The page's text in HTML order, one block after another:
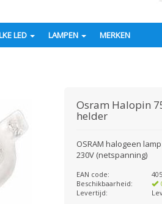
LED LAMPEN MERKEN
Osram Halopin
helder
OSRAM halogeen
230V (netspanning)
EAN code:
Beschikbaarheid:
Levertijd: